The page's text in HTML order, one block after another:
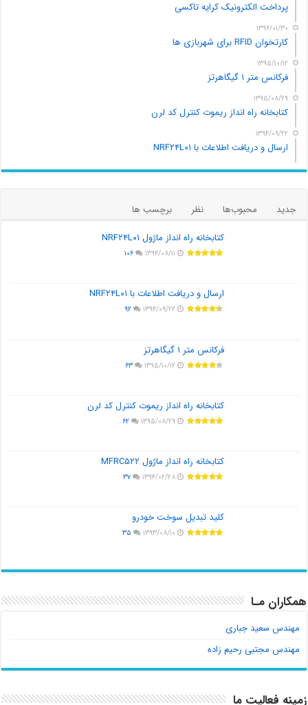
پرداخت الکترونیک کرایه تاکسی
۱۳۹۶/۰۱/۳۰
کارتخوان RFID برای شهربازی ها
۱۳۹۵/۱۰/۱۲
فرکانس متر ۱ گیگاهرتز
۱۳۹۵/۰۸/۲۹
کتابخانه راه انداز ریموت کنترل کد لرن
۱۳۹۴/۰۹/۲۲
ارسال و دریافت اطلاعات با NRF۲۴L۰۱
جدید محبوب‌ها نظر
برچسب ها
کتابخانه راه انداز ماژول NRF۲۴L۰۱
۱۳۹۴/۰۸/۱۱ ۱۰۶
ارسال و دریافت اطلاعات با NRF۲۴L۰۱
۱۳۹۴/۰۹/۲۲ ۹۲
فرکانس متر ۱ گیگاهرتز
۱۳۹۵/۱۰/۱۲ ۶۳
کتابخانه راه انداز ریموت کنترل کد لرن
۱۳۹۵/۰۸/۲۹ ۶۲
کتابخانه راه انداز ماژول MFRC۵۲۲
۱۳۹۴/۰۲/۲۸ ۳۷
کلید تبدیل سوخت خودرو
۱۳۹۳/۰۸/۱۰ ۳۵
همکاران مـا
مهندس سعید جباری
مهندس مجتبی رحیم زاده
زمینه فعالیت ما